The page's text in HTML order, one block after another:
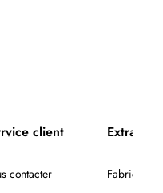
client
contacter
Extra
Fabricants